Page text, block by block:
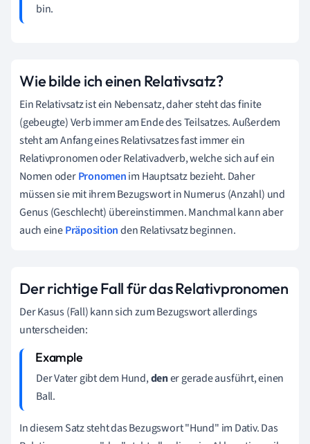
bin.
Wie bilde ich einen Relativsatz?
Ein Relativsatz ist ein Nebensatz, daher steht das finite
(gebeugte) Verb immer am Ende des Teilsatzes. Außerdem
steht am Anfang eines Relativsatzes fast immer ein
Relativpronomen oder Relativadverb, welche sich auf ein
Nomen oderPronomenim Hauptsatz bezieht. Daher
müssen sie mit ihrem Bezugswort in Numerus (Anzahl) und
Genus (Geschlecht) übereinstimmen. Manchmal kann aber
auch einePräpositionden Relativsatz beginnen.
Der richtige Fall für das Relativpronomen
Der Kasus (Fall) kann sich zum Bezugswort allerdings
unterscheiden:
Der Vater gibt dem Hund,dener gerade ausführt, einen
Ball.
In diesem Satz steht das Bezugswort "Hund" im Dativ. Das